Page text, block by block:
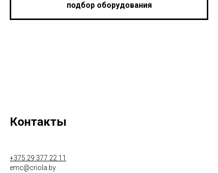
подбор оборудования
Контакты
+375 29 377 22 11
emc@criola.by